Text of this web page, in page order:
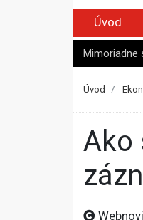
Úvod
Mimoriadne
Úvod
Ako si uplatniť škodu z cudzieho PZP? Bez kamerového